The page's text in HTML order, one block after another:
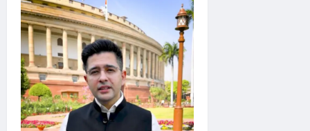
मौत
केस:
मां
की
संदिग्ध
मौत
के
बाद
नवजात
बच्ची
जेल
में,
पति